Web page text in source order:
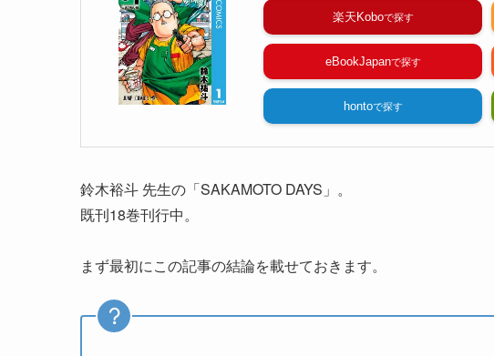
楽天Kobo
eBookJapan
honto
鈴木裕斗 先生の「SAKAMOTO DAYS」。
既刊18巻刊行中。
まず最初にこの記事の結論を載せておきます。